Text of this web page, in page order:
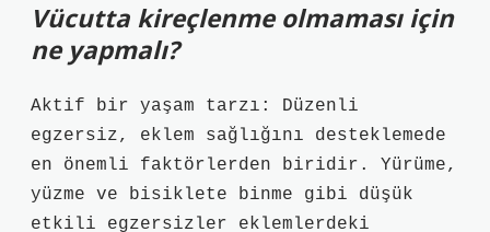
Vücutta kireçlenme olmaması için
ne yapmalı?
Aktif bir yaşam tarzı: Düzenli
egzersiz, eklem sağlığını desteklemede
en önemli faktörlerden biridir. Yürüme,
yüzme ve bisiklete binme gibi düşük
etkili egzersizler eklemlerdeki